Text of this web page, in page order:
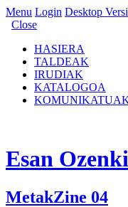
Menu Login Desktop
Close
HASIERA
TALDEAK
IRUDIAK
KATALOGOA
Esan
MetakZine 04